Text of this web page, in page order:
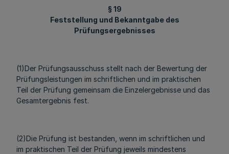
§ 19
Feststellung und Bekanntgabe des
Prüfungsergebnisses
(1)Der Prüfungsausschuss stellt nach der Bewertung der
Prüfungsleistungen im schriftlichen und im praktischen
Teil der Prüfung gemeinsam die Einzelergebnisse und das
Gesamtergebnis fest.
(2)Die Prüfung ist bestanden, wenn im schriftlichen und
im praktischen Teil der Prüfung jeweils mindestens